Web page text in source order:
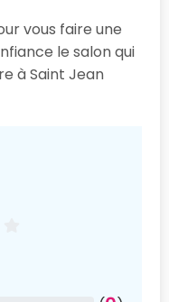
vous faire une
le salon qui
à Saint Jean